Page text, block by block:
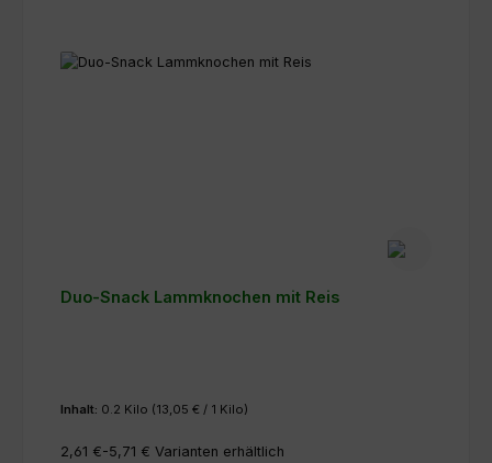
Duo-Snack Lammknochen mit Reis
Inhalt: 0.2 Kilo (13,05 € / 1 Kilo)
2,61 €-5,71 € Varianten erhältlich